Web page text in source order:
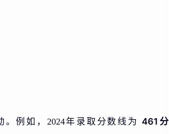
例如，2024年录取分数线为 461分